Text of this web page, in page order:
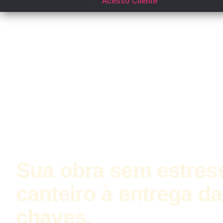
Sua obra sem
canteiro à entrega
chaves.